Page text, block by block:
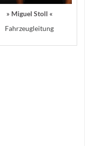
» Miguel Stoll «
Fahrzeugleitung